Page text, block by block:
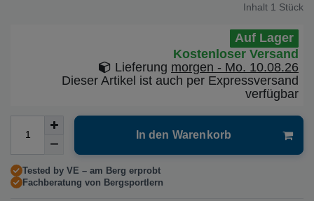
Inhalt 1 Stück
Auf Lager
Kostenloser Versand
Lieferung morgen - Mo. 10.08.26
Dieser Artikel ist auch per Expressversand
verfügbar
In den Warenkorb
Tested by VE – am Berg erprobt
Fachberatung von Bergsportlern